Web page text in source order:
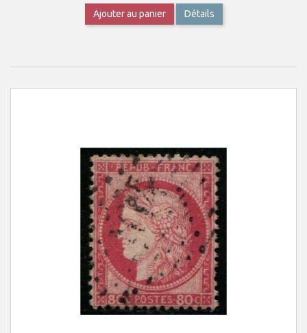
Ajouter au panier Détails